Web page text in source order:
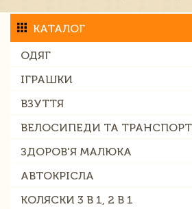
КАТАЛОГ
ОДЯГ
ІГРАШКИ
ВЗУТТЯ
ВЕЛОСИПЕДИ ТА
ЗДОРОВ'Я МАЛЮКА
АВТОКРІСЛА
КОЛЯСКИ 3 В 1, 2 В 1